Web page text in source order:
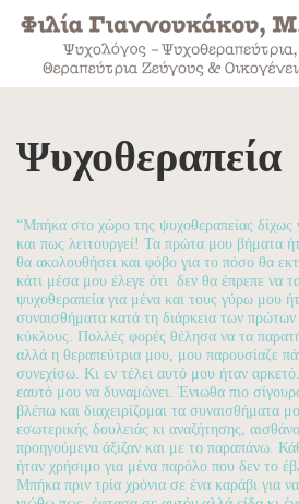
Skip to main content
Ψυχοθεραπεία
“Μπήκα στο χώρο της ψυχοθεραπείας δίχως
και πως λειτουργεί! Τα πρώτα μου βήματα
θα ακολουθήσει και φόβο για το πόσο θα
κάτι μέσα μου έλεγε ότι δεν θα έπρεπε να
ψυχοθεραπεία για μένα και τους γύρω μου
συναισθήματα κατά τη διάρκεια των
κύκλους. Πολλές φορές θέλησα να τα
αλλά η θεραπεύτρια μου, μου παρουσίαζε
συνεχίσω. Κι εν τέλει αυτό μου ήταν
εαυτό μου να δυναμώνει. Ένιωθα πιο
βλέπω και διαχειρίζομαι τα συναισθήματα
εσωτερικής δουλειάς κι αναζήτησης,
προηγούμενα άξιζαν και με το παραπάνω.
ήταν χρήσιμο για μένα παρόλο που δεν το
Μπήκα πριν τρία χρόνια σε ένα καράβι για